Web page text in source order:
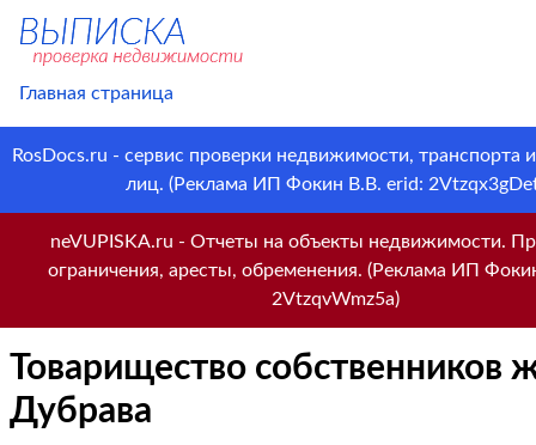
Главная страница
RosDocs.ru - сервис проверки недвижимости, транспорта
лиц. (Реклама ИП Фокин В.В. erid:
neVUPISKA.ru - Отчеты на объекты недвижимости.
ограничения, аресты, обременения. (Реклама ИП
2VtzqvWmz5a)
Товарищество собственников
Дубрава